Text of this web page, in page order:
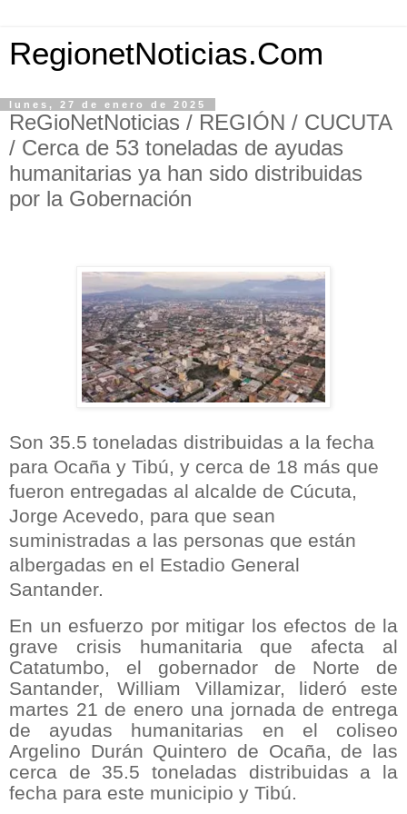
RegionetNoticias.Com
lunes, 27 de enero de 2025
ReGioNetNoticias / REGIÓN / CUCUTA
/ Cerca de 53 toneladas de ayudas
humanitarias ya han sido distribuidas
por la Gobernación
Son 35.5 toneladas distribuidas a la fecha
para Ocaña y Tibú, y cerca de 18 más que
fueron entregadas al alcalde de Cúcuta,
Jorge Acevedo, para que sean
suministradas a las personas que están
albergadas en el Estadio General
Santander.
En un esfuerzo por mitigar los efectos de la
grave crisis humanitaria que afecta al
Catatumbo, el gobernador de Norte de
Santander, William Villamizar, lideró este
martes 21 de enero una jornada de entrega
de ayudas humanitarias en el coliseo
Argelino Durán Quintero de Ocaña, de las
cerca de 35.5 toneladas distribuidas a la
fecha para este municipio y Tibú.